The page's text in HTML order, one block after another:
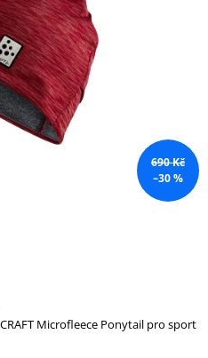
690 Kč
–30 %
Microfleece Ponytail pro sport